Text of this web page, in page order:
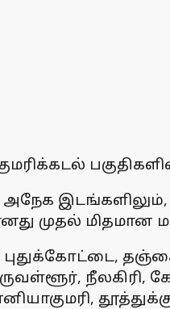
இடங்களிலும்,
முதல் மிதமான
புதுக்கோட்டை,
நீலகிரி,